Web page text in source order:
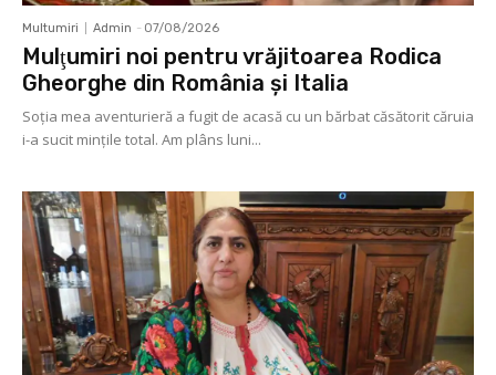
Multumiri Admin - 07/08/2026
Mulţumiri noi pentru vrăjitoarea Rodica
Gheorghe din România și Italia
Soţia mea aventurieră a fugit de acasă cu un bărbat căsătorit căruia
i-a sucit mințile total. Am plâns luni...